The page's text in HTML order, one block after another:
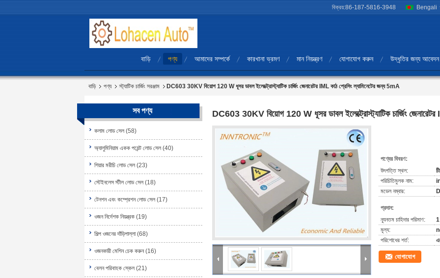
বিক্রয়:86-187-5816-3948 Bengali
বাড়ি পণ্য আমাদের সম্পর্কে কারখানা ভ্রমণ মান নিয়ন্ত্রণ যোগাযোগ করুন উদ্ধৃতির জন্য আবেদন
বাড়ি পণ্য স্ট্যাটিক চার্জিং সরঞ্জাম DC603 30KV বিয়োগ 120 W ধূসর ডাবল ইলেক্ট্রোস্ট্যাটিক চার্জিং জেনারেটর IML কাঠ প্রেসিং ল্যামিনেটের জন্য 5mA
সব পণ্য
কলাম লোড সেল (58)
অ্যালুমিনিয়াম একক পয়েন্ট লোড সেল (40)
শিয়ার মরীচি লোড সেল (23)
স্টেইনলেস স্টীল লোড সেল (18)
টেনশন এবং কম্প্রেশন লোড সেল (17)
ওজন নির্দেশক নিয়ন্ত্রক (19)
শিল্প ওজনের দাঁড়িপাল্লা (68)
ওজনকারী মেশিন চেক করুন (16)
বেলন পরিবাহক স্কেল (21)
DC603 30KV বিয়োগ 120 W ধূসর ডাবল ইলেক্ট্রোস্ট্যাটিক চার্জিং
পণ্যের বিবরণ:
উৎপত্তি স্থল:
পরিচিতিমুলক নাম:
মডেল নম্বার:
প্রদান:
ন্যূনতম চাহিদার পরিমাণ:
1
মূল্য:
পরিশোধের শর্ত:
যোগাযোগ